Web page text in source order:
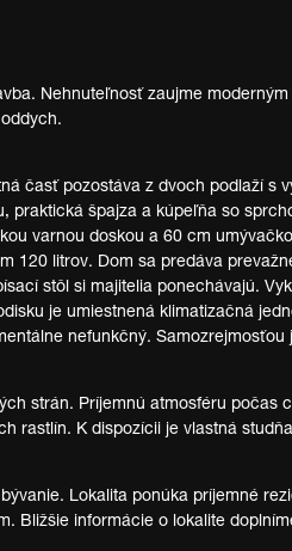
Nehnuteľnosť zaujme
časť pozostáva z dvoch podlaží s
špajza a kúpeľňa so
varnou doskou a 60 cm
120 litrov. Dom sa predáva
stôl si majitelia ponechávajú.
je umiestnená klimatizačná
nefunkčný.
strán. Príjemnú atmosféru
rastlín. K dispozícii je vlastná
Lokalita ponúka príjemné
Bližšie informácie o lokalite